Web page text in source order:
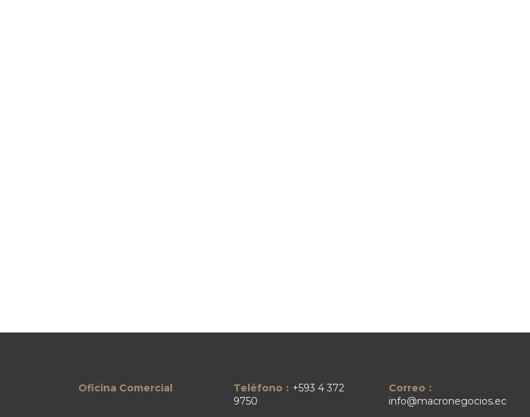
Oficina Comercial ​Teléfono : +593 4 372
9750
​Correo :
info@macronegocios.ec